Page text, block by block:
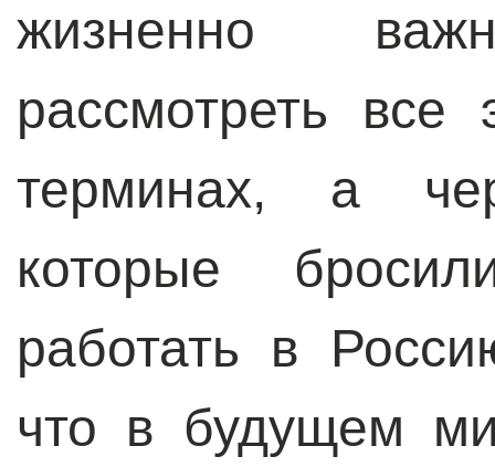
жизненно
рассмотреть все
терминах, а
которые
работать в
что в будущем